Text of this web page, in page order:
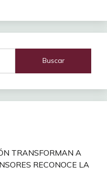
TRANSFORMAN A
RECONOCE LA